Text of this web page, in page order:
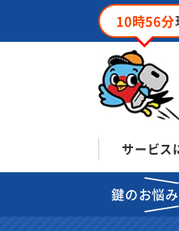
10時56分
サービス
鍵のお悩み